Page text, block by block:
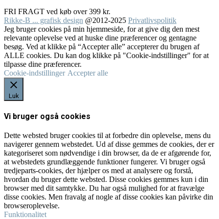
FRI FRAGT ved køb over 399 kr.
Rikke-B ... grafisk design @2012-2025 Privatlivspolitik
Jeg bruger cookies på min hjemmeside, for at give dig den mest
relevante oplevelse ved at huske dine præferencer og gentagne
besøg. Ved at klikke på “Accepter alle” accepterer du brugen af
ALLE cookies. Du kan dog klikke på "Cookie-indstillinger" for at
tilpasse dine præferencer.
Cookie-indstillinger Accepter alle
Luk
Vi bruger også cookies
Dette websted bruger cookies til at forbedre din oplevelse, mens du
navigerer gennem webstedet. Ud af disse gemmes de cookies, der er
kategoriseret som nødvendige i din browser, da de er afgørende for,
at webstedets grundlæggende funktioner fungerer. Vi bruger også
tredjeparts-cookies, der hjælper os med at analysere og forstå,
hvordan du bruger dette websted. Disse cookies gemmes kun i din
browser med dit samtykke. Du har også mulighed for at fravælge
disse cookies. Men fravalg af nogle af disse cookies kan påvirke din
browseroplevelse.
Funktionalitet